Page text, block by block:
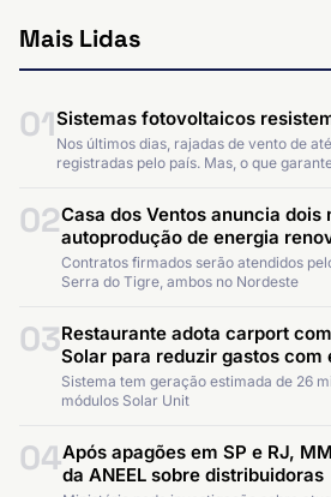
Mais Lidas
01Sistemas fotovoltaicos
Nos últimos dias, rajadas de vento de
registradas pelo país. Mas, o que
02Casa dos Ventos anuncia dois
autoprodução de energia
Contratos firmados serão atendidos
Serra do Tigre, ambos no Nordeste
03Restaurante adota carport
Solar para reduzir gastos com
Sistema tem geração estimada de 26
módulos Solar Unit
04Após apagões em SP e RJ,
da ANEEL sobre distribuidoras